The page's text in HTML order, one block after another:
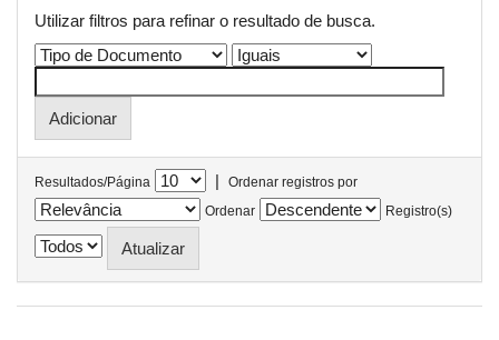
Utilizar filtros para refinar o resultado de busca.
Resultados/Página |
Ordenar registros por
Ordenar
Registro(s)